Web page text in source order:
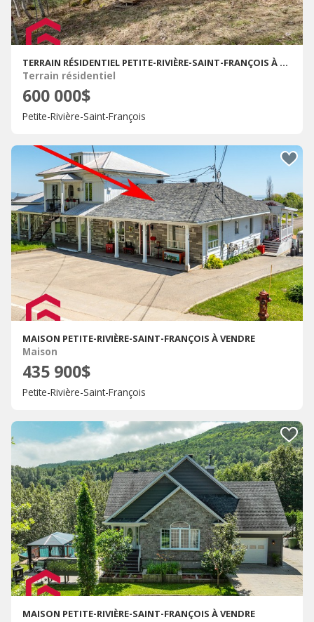
TERRAIN RÉSIDENTIEL PETITE-RIVIÈRE-SAINT-FRANÇOIS À VENDRE
Terrain résidentiel
600 000$
Petite-Rivière-Saint-François
MAISON PETITE-RIVIÈRE-SAINT-FRANÇOIS À VENDRE
Maison
435 900$
Petite-Rivière-Saint-François
MAISON PETITE-RIVIÈRE-SAINT-FRANÇOIS À VENDRE